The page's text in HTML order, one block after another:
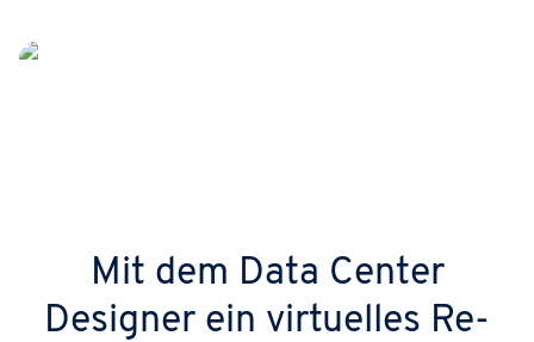
Mit dem Data Center
Designer ein virtuelles Re­